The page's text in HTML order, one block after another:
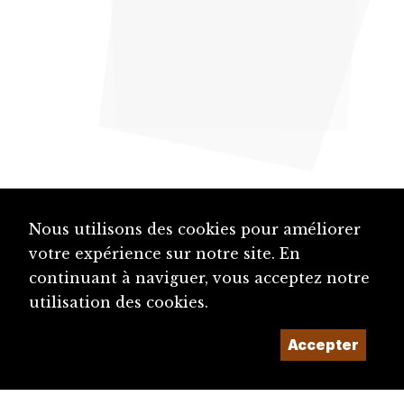
Nous utilisons des cookies pour améliorer
votre expérience sur notre site. En
continuant à naviguer, vous acceptez notre
utilisation des cookies.
Accepter